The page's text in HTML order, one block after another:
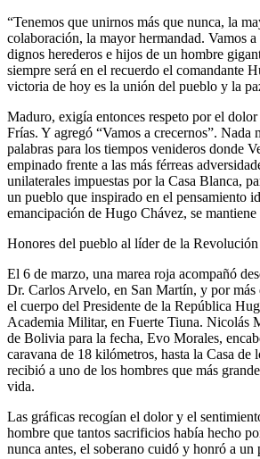
“Tenemos que unirnos más que nunca, la
colaboración, la mayor hermandad. Vamos a
dignos herederos e hijos de un hombre
siempre será en el recuerdo el comandante
victoria de hoy es la unión del pueblo y la
Maduro, exigía entonces respeto por el
Frías. Y agregó “Vamos a crecernos”. Nada
palabras para los tiempos venideros donde
empinado frente a las más férreas
unilaterales impuestas por la Casa Blanca,
un pueblo que inspirado en el pensamiento
emancipación de Hugo Chávez, se
Honores del pueblo al líder de la Revolución
El 6 de marzo, una marea roja acompañó
Dr. Carlos Arvelo, en San Martín, y por más
el cuerpo del Presidente de la República
Academia Militar, en Fuerte Tiuna. Nicolás
de Bolivia para la fecha, Evo Morales,
caravana de 18 kilómetros, hasta la Casa de
recibió a uno de los hombres que más
vida.
Las gráficas recogían el dolor y el
hombre que tantos sacrificios había hecho
nunca antes, el soberano cuidó y honró a un